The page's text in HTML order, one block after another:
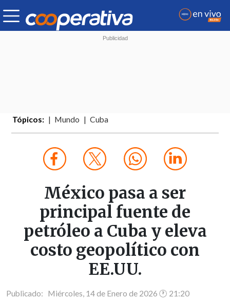
Tópicos: Mundo Cuba
México pasa a ser
principal fuente de
petróleo a Cuba y eleva
costo geopolítico con
EE.UU.
Publicado: Miércoles, 14 de Enero de 2026 🕐 21:20